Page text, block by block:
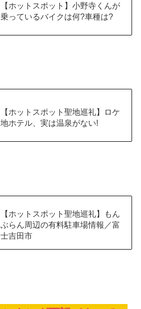
【ホットスポット】小野寺くんが
乗っているバイクは何?車種は?
【ホットスポット聖地巡礼】ロケ
地ホテル、実は温泉がない!
【ホットスポット聖地巡礼】もん
ぶらん周辺の有料駐車場情報／富
士吉田市